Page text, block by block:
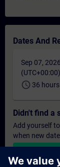
Dates And
Sep 07,
(UTC+00:00)
schedule 36 hours
Didn't find a
Add yourself
when new